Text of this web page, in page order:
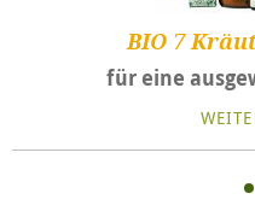
BIO 7
für eine